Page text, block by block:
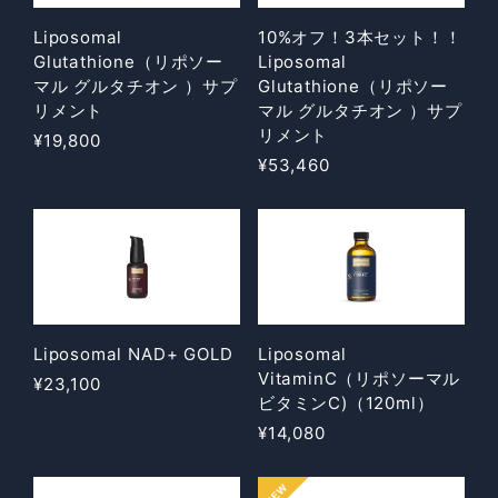
Liposomal
Glutathione（リポソー
マル グルタチオン ）サプ
リメント
¥19,800
10%オフ！3本セット！！
Liposomal
Glutathione（リポソー
マル グルタチオン ）サプ
リメント
¥53,460
Liposomal NAD+ GOLD
¥23,100
Liposomal
VitaminC（リポソーマル
ビタミンC)（120ml）
¥14,080